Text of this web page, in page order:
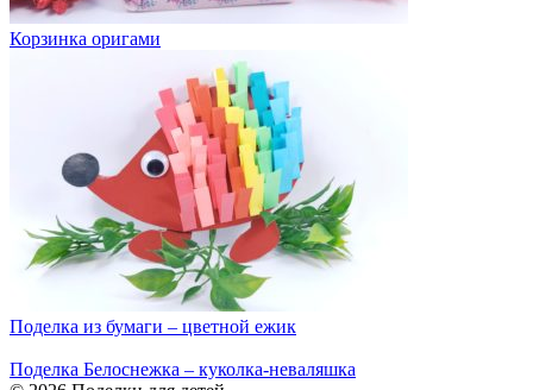
Корзинка оригами
Поделка из бумаги – цветной ежик
Поделка Белоснежка – куколка-неваляшка